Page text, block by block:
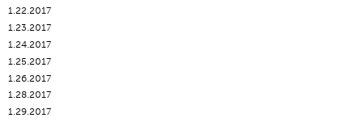
1.22.2017
1.23.2017
1.24.2017
1.25.2017
1.26.2017
1.28.2017
1.29.2017